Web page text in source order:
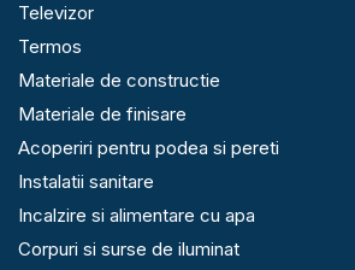
Televizor
Termos
Materiale de constructie
Materiale de finisare
Acoperiri pentru podea si pereti
Instalatii sanitare
Incalzire si alimentare cu apa
Corpuri si surse de iluminat